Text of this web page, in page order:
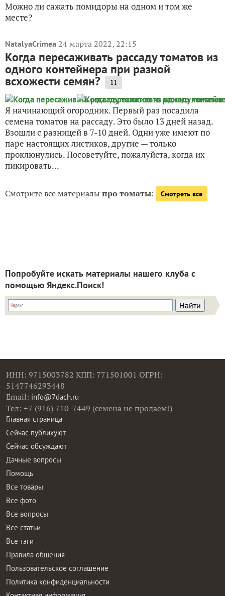
Можно ли сажать помидоры на одном и том же
месте?
NatalyaCrimea 24 марта 2022, 22:15
Когда пересаживать рассаду томатов из
одного контейнера при разной
всхожести семян? 11
Я начинающий огородник. Первый раз посадила
семена томатов на рассаду. Это было 13 дней назад.
Взошли с разницей в 7-10 дней. Одни уже имеют по
паре настоящих листиков, другие — только
проклюнулись. Посоветуйте, пожалуйста, когда их
пикировать...
Смотрите все материалыпро томаты: Смотреть все
Попробуйте искать материалы нашего клуба с
помощью Яндекс.Поиск!
ИНН: 9715003782 КПП: 771501001 ОГРН:
5147746293448
Email: info@7dach.ru
Тел: +7 (916) 710-7449 (семена не продаем!)
Главная страница
Сейчас публикуют
Сейчас обсуждают
Дачные вопросы
Помощь
Все товары
Все фото
Все вопросы
Все статьи
Все тэги
Правила общения
Пользовательское соглашение
Политика конфиденциальности